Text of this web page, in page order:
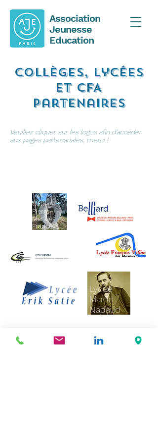
Association
Jeunesse
Education
Collèges, lycées
et CFA
partenaires
Veuillez cliquer sur les logos afin d'accéder
aux pages partenariales, merci !
Lycée
Martin
Nadaud
Collège
Pierre
Mendès
France